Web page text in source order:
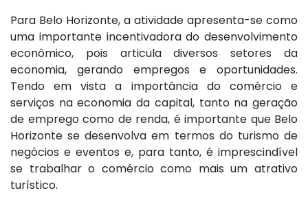
Para Belo Horizonte, a atividade apresenta-se como
uma importante incentivadora do desenvolvimento
econômico, pois articula diversos setores da
economia, gerando empregos e oportunidades.
Tendo em vista a importância do comércio e
serviços na economia da capital, tanto na geração
de emprego como de renda, é importante que Belo
Horizonte se desenvolva em termos do turismo de
negócios e eventos e, para tanto, é imprescindível
se trabalhar o comércio como mais um atrativo
turístico.